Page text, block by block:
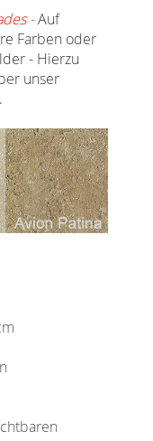
-Auf
Farben oder
- Hierzu
unser